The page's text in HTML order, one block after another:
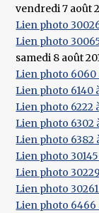
vendredi 7 août
Lien photo
Lien photo
samedi 8 août
Lien photo 6060
Lien photo 6140
Lien photo 6222
Lien photo 6302
Lien photo 6382
Lien photo 30145
Lien photo
Lien photo
Lien photo 6466